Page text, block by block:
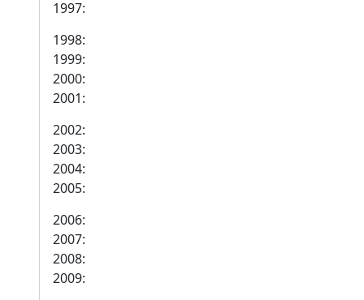
1997:
1998:
1999:
2000:
2001:
2002:
2003:
2004:
2005:
2006:
2007:
2008:
2009: